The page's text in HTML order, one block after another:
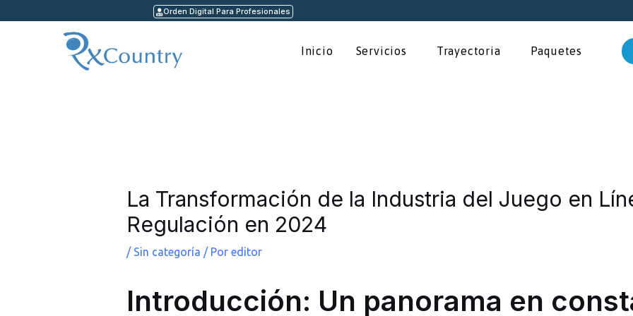
Orden Digital Para Profesionales
Inicio Servicios Trayectoria Paquetes
La Transformación de la Industria del Juego en
Regulación en 2024
/ Sin categoría / Por editor
Introducción: Un panorama en